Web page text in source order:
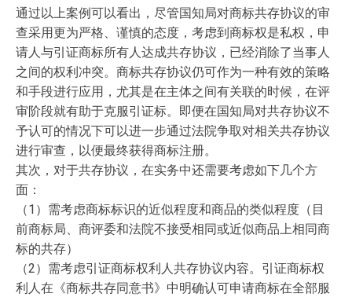
通过以上案例可以看出，尽管国知局对商标共存协议的审
查采用更为严格、谨慎的态度，考虑到商标权是私权，申
请人与引证商标所有人达成共存协议，已经消除了当事人
之间的权利冲突。商标共存协议仍可作为一种有效的策略
和手段进行应用，尤其是在主体之间有关联的时候，在评
审阶段就有助于克服引证标。即便在国知局对共存协议不
予认可的情况下可以进一步通过法院争取对相关共存协议
进行审查，以便最终获得商标注册。
其次，对于共存协议，在实务中还需要考虑如下几个方
面：
（1）需考虑商标标识的近似程度和商品的类似程度（目
前商标局、商评委和法院不接受相同或近似商品上相同商
标的共存）
（2）需考虑引证商标权利人共存协议内容。引证商标权
利人在《商标共存同意书》中明确认可申请商标在全部服